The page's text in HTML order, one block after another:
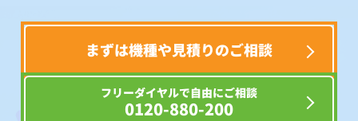
まずは機種や見積りのご相談
フリーダイヤルで自由にご相談
0120-880-200